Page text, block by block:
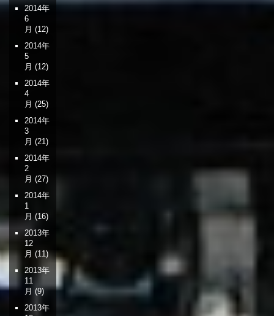
2014年
6
月 (12)
2014年
5
月 (12)
2014年
4
月 (25)
2014年
3
月 (21)
2014年
2
月 (27)
2014年
1
月 (16)
2013年
12
月 (11)
2013年
11
月 (9)
2013年